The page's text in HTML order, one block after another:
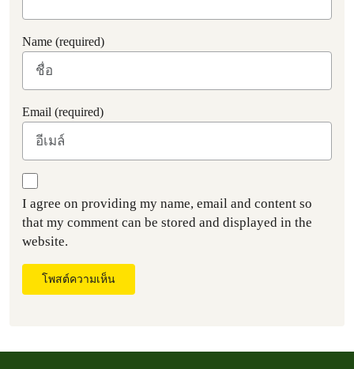
Name (required)
Email (required)
I agree on providing my name, email and content so
that my comment can be stored and displayed in the
website.
โพสต์ความเห็น